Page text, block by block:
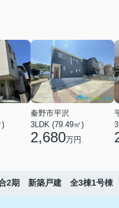
)
秦野市平沢
3LDK (79.49㎡)
2,680万円
2期 新築戸建 全3棟1号棟